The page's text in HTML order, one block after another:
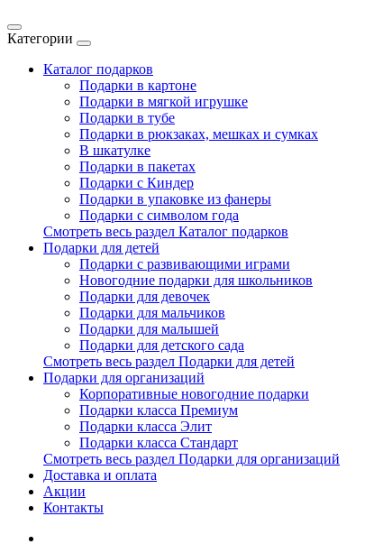
Категории
Каталог подарков
Подарки в картоне
Подарки в мягкой игрушке
Подарки в тубе
Подарки в рюкзаках, мешках и сумках
В шкатулке
Подарки в пакетах
Подарки с Киндер
Подарки в упаковке из фанеры
Подарки с символом года
Смотреть весь раздел Каталог подарков
Подарки для детей
Подарки с развивающими играми
Новогодние подарки для школьников
Подарки для девочек
Подарки для мальчиков
Подарки для малышей
Подарки для детского сада
Смотреть весь раздел Подарки для детей
Подарки для организаций
Корпоративные новогодние подарки
Подарки класса Премиум
Подарки класса Элит
Подарки класса Стандарт
Смотреть весь раздел Подарки для организаций
Доставка и оплата
Акции
Контакты